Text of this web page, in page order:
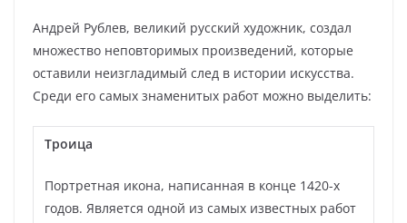
Андрей Рублев, великий русский художник, создал
множество неповторимых произведений, которые
оставили неизгладимый след в истории искусства.
Среди его самых знаменитых работ можно выделить:
Троица
Портретная икона, написанная в конце 1420-х
годов. Является одной из самых известных работ